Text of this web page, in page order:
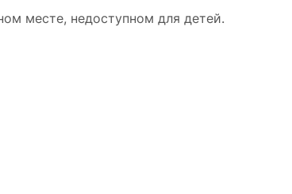
месте, недоступном для детей.